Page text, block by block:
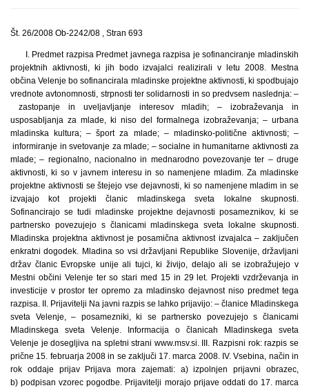
Št. 26/2008 Ob-2242/08 , Stran 693
I. Predmet razpisa Predmet javnega razpisa je sofinanciranje mladinskih
projektnih aktivnosti, ki jih bodo izvajalci realizirali v letu 2008. Mestna
občina Velenje bo sofinancirala mladinske projektne aktivnosti, ki spodbujajo
vrednote avtonomnosti, strpnosti ter solidarnosti in so predvsem naslednja: –
zastopanje in uveljavljanje interesov mladih; – izobraževanja in
usposabljanja za mlade, ki niso del formalnega izobraževanja; – urbana
mladinska kultura; – šport za mlade; – mladinsko-politične aktivnosti; –
informiranje in svetovanje za mlade; – socialne in humanitarne aktivnosti za
mlade; – regionalno, nacionalno in mednarodno povezovanje ter – druge
aktivnosti, ki so v javnem interesu in so namenjene mladim. Za mladinske
projektne aktivnosti se štejejo vse dejavnosti, ki so namenjene mladim in se
izvajajo kot projekti članic mladinskega sveta lokalne skupnosti.
Sofinancirajo se tudi mladinske projektne dejavnosti posameznikov, ki se
partnersko povezujejo s članicami mladinskega sveta lokalne skupnosti.
Mladinska projektna aktivnost je posamična aktivnost izvajalca – zaključen
enkratni dogodek. Mladina so vsi državljani Republike Slovenije, državljani
držav članic Evropske unije ali tujci, ki živijo, delajo ali se izobražujejo v
Mestni občini Velenje ter so stari med 15 in 29 let. Projekti vzdrževanja in
investicije v prostor ter opremo za mladinsko dejavnost niso predmet tega
razpisa. II. Prijavitelji Na javni razpis se lahko prijavijo: – članice Mladinskega
sveta Velenje, – posamezniki, ki se partnersko povezujejo s članicami
Mladinskega sveta Velenje. Informacija o članicah Mladinskega sveta
Velenje je dosegljiva na spletni strani www.msv.si. III. Razpisni rok: razpis se
prične 15. februarja 2008 in se zaključi 17. marca 2008. IV. Vsebina, način in
rok oddaje prijav Prijava mora zajemati: a) izpolnjen prijavni obrazec,
b) podpisan vzorec pogodbe. Prijavitelji morajo prijave oddati do 17. marca